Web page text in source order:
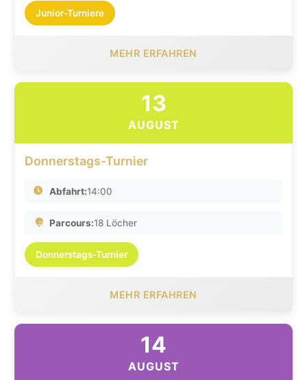
Junior-Turniere
MEHR ERFAHREN
13
AUGUST
Donnerstags-Turnier
Abfahrt:14:00
Parcours:18 Löcher
Donnerstags-Turnier
MEHR ERFAHREN
14
AUGUST